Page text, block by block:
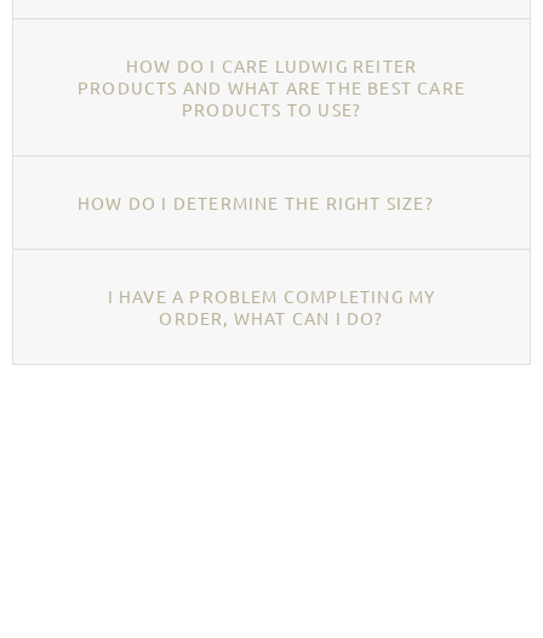
HOW DO I CARE LUDWIG REITER
PRODUCTS AND WHAT ARE THE BEST CARE
PRODUCTS TO USE?
HOW DO I DETERMINE THE RIGHT SIZE?
I HAVE A PROBLEM COMPLETING MY
ORDER, WHAT CAN I DO?